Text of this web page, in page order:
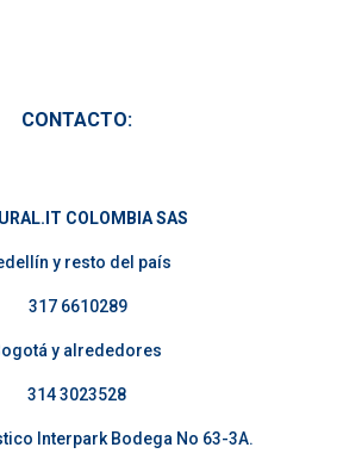
CONTACTO:
COLOMBIA SAS
y resto del país
317 6610289
y alrededores
314 3023528
Interpark Bodega No 63-3A.